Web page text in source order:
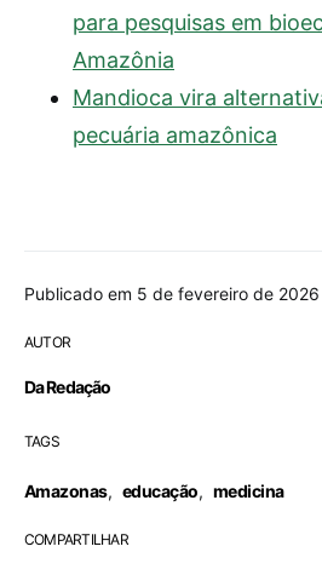
Publicado em 5 de fevereiro de 2026
AUTOR
Da Redação
TAGS
Amazonas, educação, medicina
COMPARTILHAR
para pesquisas em
Amazônia
Mandioca vira
pecuária amazônica